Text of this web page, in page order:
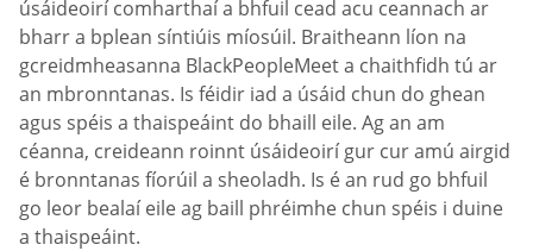
úsáideoirí comharthaí a bhfuil cead acu ceannach ar
bharr a bplean síntiúis míosúil. Braitheann líon na
gcreidmheasanna BlackPeopleMeet a chaithfidh tú ar
an mbronntanas. Is féidir iad a úsáid chun do ghean
agus spéis a thaispeáint do bhaill eile. Ag an am
céanna, creideann roinnt úsáideoirí gur cur amú airgid
é bronntanas fíorúil a sheoladh. Is é an rud go bhfuil
go leor bealaí eile ag baill phréimhe chun spéis i duine
a thaispeáint.